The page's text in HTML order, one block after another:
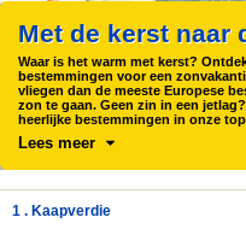
Met de kerst naar
Waar is het warm met kerst?
bestemmingen voor een
vliegen dan de meeste Europese
zon te gaan. Geen zin in een
heerlijke bestemmingen in onze
Lees meer
1 . Kaapverdie